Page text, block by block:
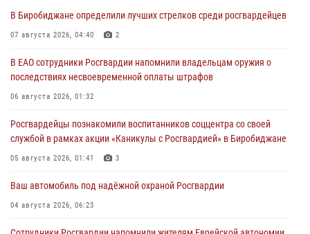
В Биробиджане определили лучших стрелков среди росгвардейцев
07 августа 2026, 04:40 2
В ЕАО сотрудники Росгвардии напомнили владельцам оружия о
последствиях несвоевременной оплаты штрафов
06 августа 2026, 01:32
Росгвардейцы познакомили воспитанников соццентра со своей
службой в рамках акции «Каникулы с Росгвардией» в Биробиджане
05 августа 2026, 01:41 3
Ваш автомобиль под надёжной охраной Росгвардии
04 августа 2026, 06:23